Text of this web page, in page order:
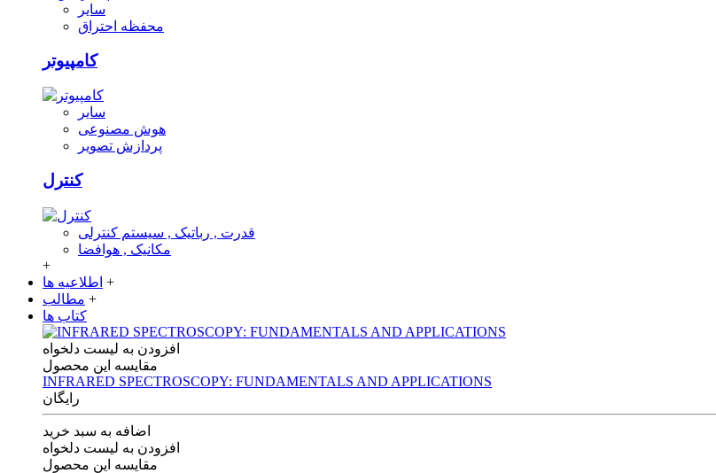
سایر
محفظه احتراق
کامپیوتر
سایر
هوش مصنوعی
پردازش تصویر
کنترل
قدرت , رباتیک , سیستم کنترلی
مکانیک , هوافضا
+
اطلاعیه ها +
مطالب +
کتاب ها
افزودن به لیست دلخواه
مقایسه این محصول
INFRARED SPECTROSCOPY: FUNDAMENTALS AND APPLICATIONS
رایگان
اضافه به سبد خرید
افزودن به لیست دلخواه
مقایسه این محصول